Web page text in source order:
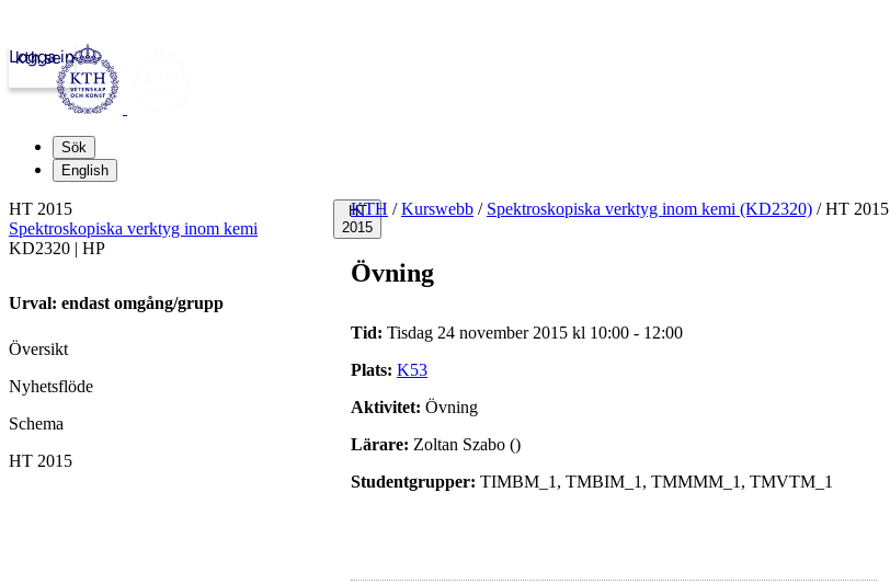
kth.se
Logga in
Sök
English
HT
2015
KTH / Kurswebb / Spektroskopiska verktyg inom kemi (KD2320) /HT 2015
Övning
Tid: Tisdag 24 november 2015 kl 10:00 - 12:00
Plats: K53
Aktivitet: Övning
Lärare: Zoltan Szabo ()
Studentgrupper: TIMBM_1, TMBIM_1, TMMMM_1, TMVTM_1
HT 2015
Spektroskopiska verktyg inom kemi
KD2320 | HP
Urval: endast omgång/grupp
Översikt
Nyhetsflöde
Schema
HT 2015